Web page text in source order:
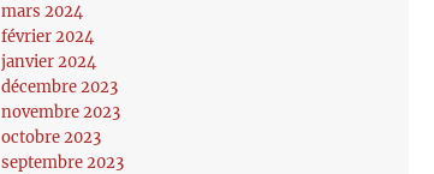
mars 2024
février 2024
janvier 2024
décembre 2023
novembre 2023
octobre 2023
septembre 2023